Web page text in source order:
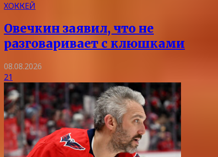
ХОККЕЙ
Овечкин заявил, что не
разговаривает с клюшками
08.08.2026
21